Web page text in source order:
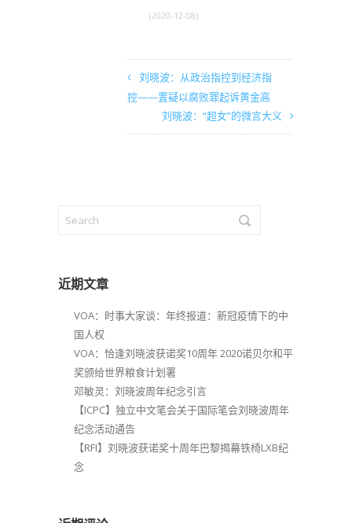
(2020-12-08)
刘晓波：从政治指控到经济指
控——置疑以腐败罪起诉黄金高
刘晓波：“超女”的微言大义
近期文章
VOA：时事大家谈：年终报道：新冠疫情下的中
国人权
VOA：恰逢刘晓波获诺奖10周年 2020诺贝尔和平
奖颁给世界粮食计划署
邓敏灵：刘晓波周年纪念引言
【ICPC】独立中文笔会关于国际笔会刘晓波周年
纪念活动通告
【RFI】刘晓波获诺奖十周年巴黎揭幕铁椅LXB纪
念